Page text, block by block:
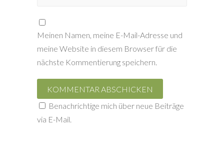
Meinen Namen, meine E-Mail-Adresse und
meine Website in diesem Browser für die
nächste Kommentierung speichern.
Benachrichtige mich über neue Beiträge
via E-Mail.